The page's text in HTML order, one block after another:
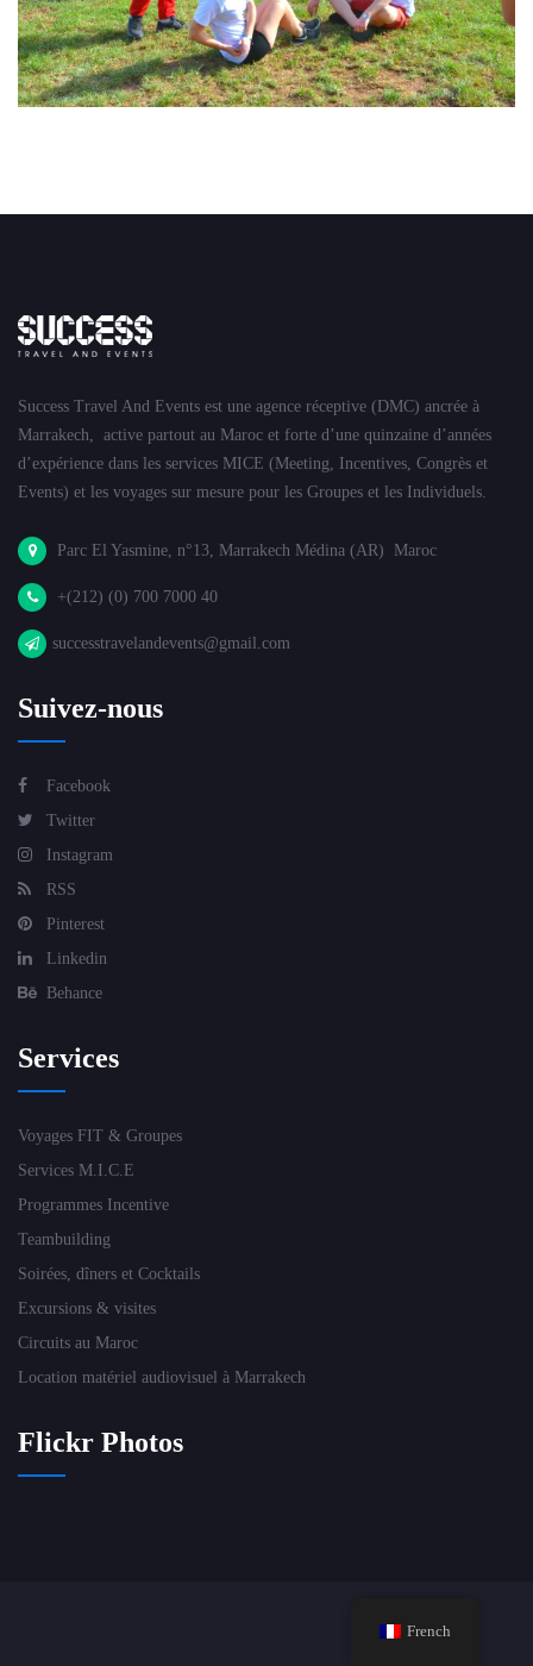
Success Travel And Events est une agence réceptive (DMC) ancrée à
Marrakech, active partout au Maroc et forte d’une quinzaine d’années
d’expérience dans les services MICE (Meeting, Incentives, Congrès et
Events) et les voyages sur mesure pour les Groupes et les Individuels.
Parc El Yasmine, n°13, Marrakech Médina (AR) Maroc
+(212) (0) 700 7000 40
successtravelandevents@gmail.com
Suivez-nous
Facebook
Twitter
Instagram
RSS
Pinterest
Linkedin
Behance
Services
Voyages FIT & Groupes
Services M.I.C.E
Programmes Incentive
Teambuilding
Soirées, dîners et Cocktails
Excursions & visites
Circuits au Maroc
Location matériel audiovisuel à Marrakech
Flickr Photos
French